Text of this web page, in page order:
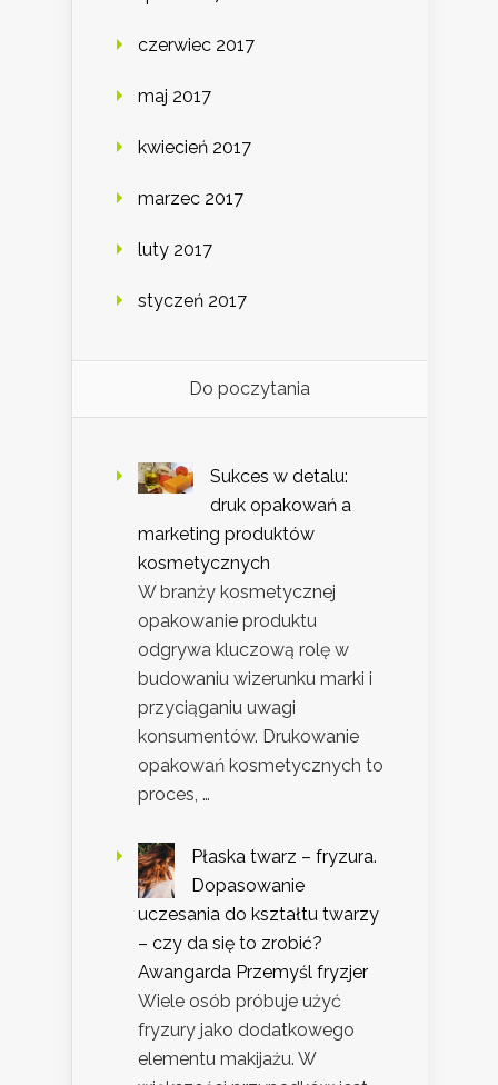
czerwiec 2017
maj 2017
kwiecień 2017
marzec 2017
luty 2017
styczeń 2017
Do poczytania
Sukces w detalu:
druk opakowań a
marketing produktów
kosmetycznych
W branży kosmetycznej
opakowanie produktu
odgrywa kluczową rolę w
budowaniu wizerunku marki i
przyciąganiu uwagi
konsumentów. Drukowanie
opakowań kosmetycznych to
proces, …
Płaska twarz – fryzura.
Dopasowanie
uczesania do kształtu twarzy
– czy da się to zrobić?
Awangarda Przemyśl fryzjer
Wiele osób próbuje użyć
fryzury jako dodatkowego
elementu makijażu. W